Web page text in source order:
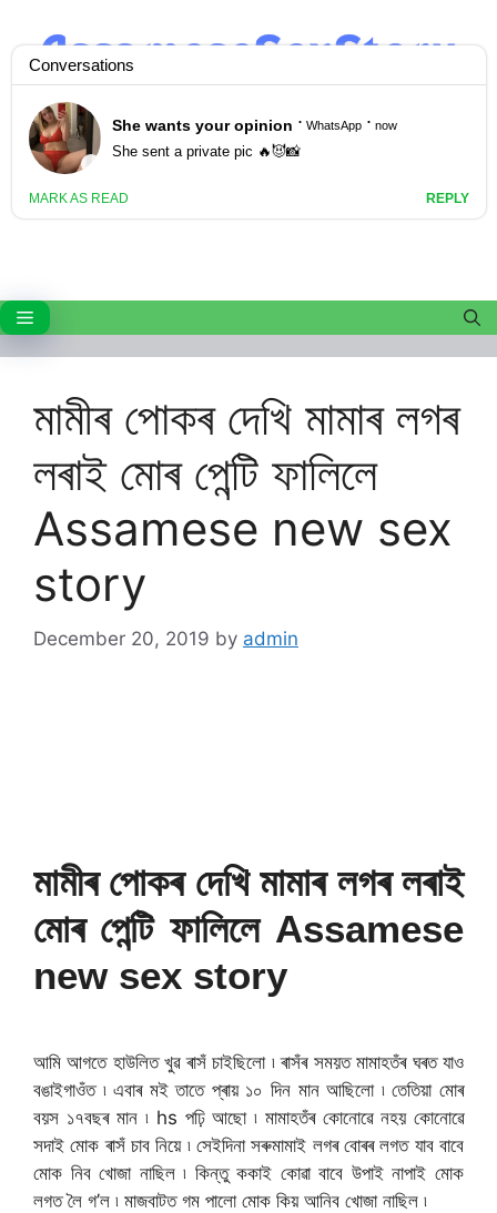
content
Menu
মামীৰ পোকৰ দেখি মামাৰ লগৰ
লৰাই মোৰ পেন্টি ফালিলে
Assamese new sex
story
December 20, 2019 by admin
মামীৰ পোকৰ দেখি মামাৰ লগৰ লৰাই
মোৰ পেন্টি ফালিলে Assamese
new sex story
আমি আগতে হাউলিত খুৱ ৰাসঁ চাইছিলো ৷ ৰাসঁৰ সময়ত মামাহতঁৰ ঘৰত যাও
বঙাইগাওঁত ৷ এবাৰ মই তাতে প্ৰায় ১০ দিন মান আছিলো ৷ তেতিয়া মোৰ
বয়স ১৭বছৰ মান ৷ hs পঢ়ি আছো ৷ মামাহতঁৰ কোনোৱে নহয় কোনোৱে
সদাই মোক ৰাসঁ চাব নিয়ে ৷ সেইদিনা সৰুমামাই লগৰ বোৰৰ লগত যাব বাবে
মোক নিব খোজা নাছিল ৷ কিন্তু ককাই কোৱা বাবে উপাই নাপাই মোক
লগত লৈ গ’ল ৷ মাজবাটত গম পালো মোক কিয় আনিব খোজা নাছিল ৷